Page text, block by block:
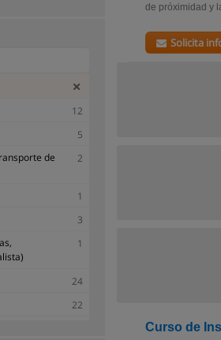
de próximidad y
Solicita
Curso de
12
5
de
2
1
3
1
24
22